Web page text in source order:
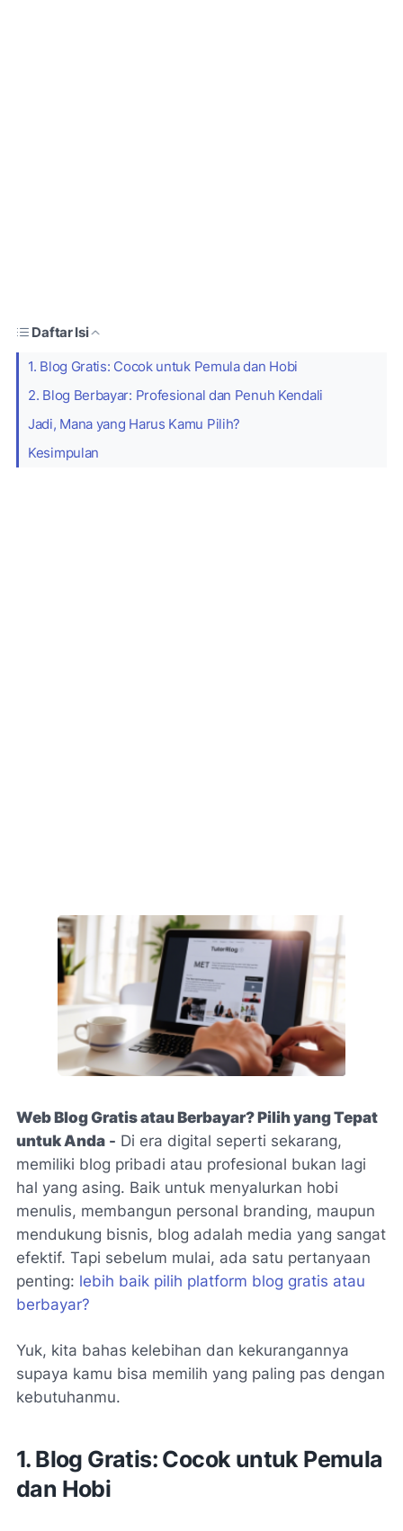
Daftar Isi
1. Blog Gratis: Cocok untuk Pemula dan Hobi
2. Blog Berbayar: Profesional dan Penuh Kendali
Jadi, Mana yang Harus Kamu Pilih?
Kesimpulan
Web Blog Gratis atau Berbayar? Pilih yang Tepat
untuk Anda - Di era digital seperti sekarang,
memiliki blog pribadi atau profesional bukan lagi
hal yang asing. Baik untuk menyalurkan hobi
menulis, membangun personal branding, maupun
mendukung bisnis, blog adalah media yang sangat
efektif. Tapi sebelum mulai, ada satu pertanyaan
penting: lebih baik pilih platform blog gratis atau
berbayar?
Yuk, kita bahas kelebihan dan kekurangannya
supaya kamu bisa memilih yang paling pas dengan
kebutuhanmu.
1. Blog Gratis: Cocok untuk Pemula
dan Hobi